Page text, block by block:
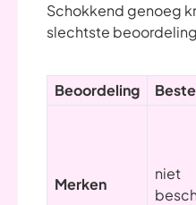
Schokkend genoeg
slechtste
Beoordeling Beste
Merken
niet